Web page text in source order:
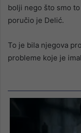
bolji nego što smo
poručio je Delić.
To je bila njegova
probleme koje je